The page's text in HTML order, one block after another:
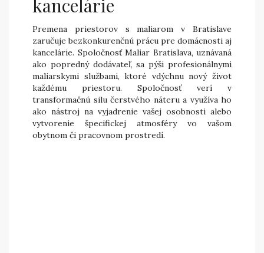
kancelárie
Premena priestorov s maliarom v Bratislave
zaručuje bezkonkurenčnú prácu pre domácnosti aj
kancelárie. Spoločnosť Maliar Bratislava, uznávaná
ako popredný dodávateľ, sa pýši profesionálnymi
maliarskymi službami, ktoré vdýchnu nový život
každému priestoru. Spoločnosť verí v
transformačnú silu čerstvého náteru a využíva ho
ako nástroj na vyjadrenie vašej osobnosti alebo
vytvorenie špecifickej atmosféry vo vašom
obytnom či pracovnom prostredí.